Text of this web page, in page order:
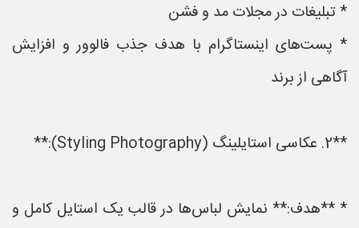
* تبلیغات در مجلات مد و فشن
* پست‌های اینستاگرام با هدف جذب فالوور و افزایش
آگاهی از برند
**2. عکاسی استایلینگ (Styling Photography):**
* **هدف:** نمایش لباس‌ها در قالب یک استایل کامل و